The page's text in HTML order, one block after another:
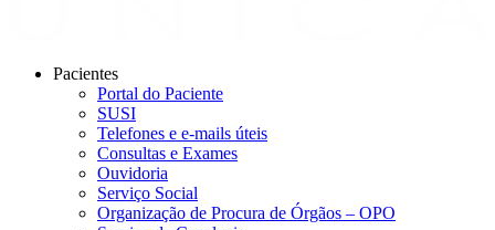
Pacientes
Portal do Paciente
SUSI
Telefones e e-mails úteis
Consultas e Exames
Ouvidoria
Serviço Social
Organização de Procura de Órgãos – OPO